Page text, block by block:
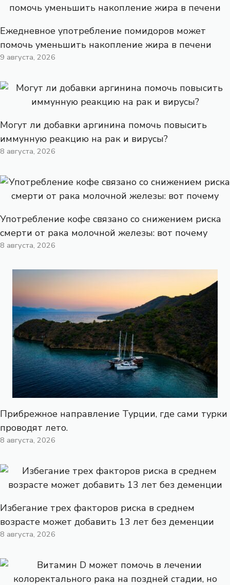
Ежедневное употребление помидоров может
помочь уменьшить накопление жира в печени
9 августа, 2026
Могут ли добавки аргинина помочь повысить
иммунную реакцию на рак и вирусы?
8 августа, 2026
Употребление кофе связано со снижением риска
смерти от рака молочной железы: вот почему
8 августа, 2026
Прибрежное направление Турции, где сами турки
проводят лето.
8 августа, 2026
Избегание трех факторов риска в среднем
возрасте может добавить 13 лет без деменции
8 августа, 2026